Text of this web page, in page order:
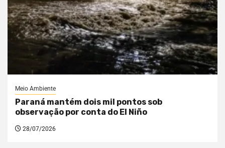
Meio Ambiente
Paraná mantém dois mil pontos sob
observação por conta do El Niño
28/07/2026